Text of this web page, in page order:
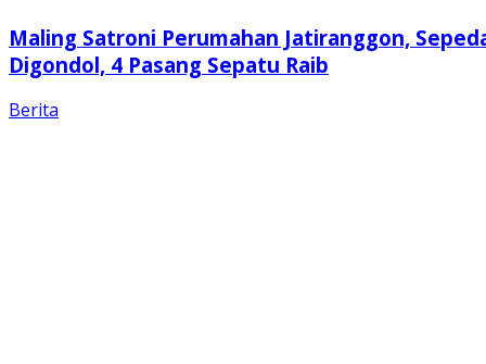
Maling Satroni Perumahan Jatiranggon,
Digondol, 4 Pasang Sepatu Raib
Berita